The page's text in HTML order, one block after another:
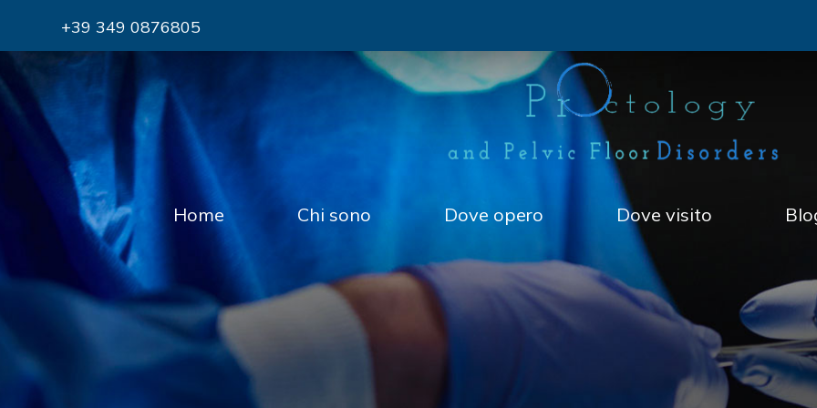
+39 349 0876805
Home Chi sono Dove opero Dove visito